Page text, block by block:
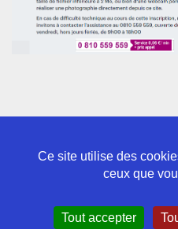
Politique de
Ce site utilise des
ceux que
Tout accepter